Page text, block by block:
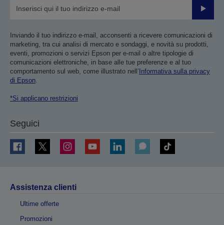
Invia
Inviando il tuo indirizzo e-mail, acconsenti a ricevere comunicazioni di
marketing, tra cui analisi di mercato e sondaggi, e novità su prodotti,
eventi, promozioni o servizi Epson per e-mail o altre tipologie di
comunicazioni elettroniche, in base alle tue preferenze e al tuo
comportamento sul web, come illustrato nell’ Informativa sulla privacy
di Epson.
*Si applicano restrizioni
Seguici
Assistenza clienti
Ultime offerte
Promozioni